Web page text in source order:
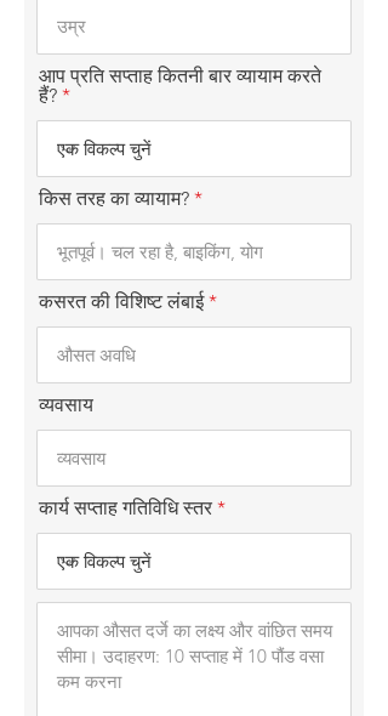
आप प्रति सप्ताह कितनी बार व्यायाम करते
हैं?
किस तरह का व्यायाम?
कसरत की विशिष्ट लंबाई
व्यवसाय
कार्य सप्ताह गतिविधि स्तर